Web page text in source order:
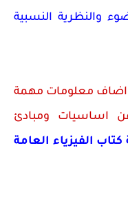
والنظرية النسبية
اضاف معلومات مهمة
اساسيات ومبادئ
الفيزياء العامة